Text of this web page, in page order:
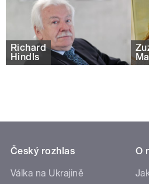
Richard
Hindls
Český rozhlas
Válka na Ukrajině
O